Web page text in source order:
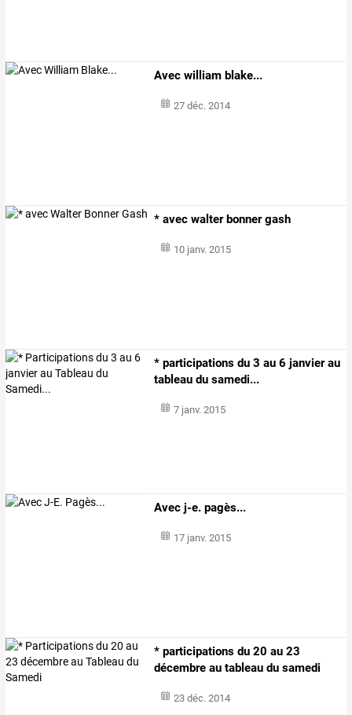
Avec william blake...
27 déc. 2014
* avec walter bonner gash
10 janv. 2015
* participations du 3 au 6 janvier au
tableau du samedi...
7 janv. 2015
Avec j-e. pagès...
17 janv. 2015
* participations du 20 au 23
décembre au tableau du samedi
23 déc. 2014